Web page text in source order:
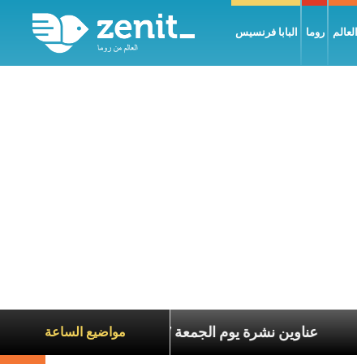
البابا فرنسيس روما
مواضيع الساعة
عناوين نشرة يوم الجمعة 7 آب 2026: السلام يُبنى بصبر يومًا بعد يوم الآخرين